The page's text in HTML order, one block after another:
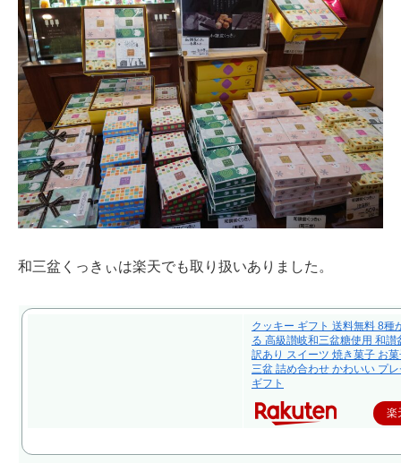
和三盆くっきぃは楽天でも取り扱いありました。
クッキー ギフト 送料無料 8種
る 高級讃岐和三盆糖使用 和讃
訳あり スイーツ 焼き菓子 お
三盆 詰め合わせ かわいい プ
ギフト
楽